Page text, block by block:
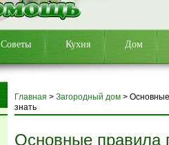
Советы Кухня Дом
Главная > Загородный дом > Основные
знать
Основные правила